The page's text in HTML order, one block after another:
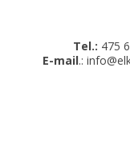
Tel.: 475
E-mail.: